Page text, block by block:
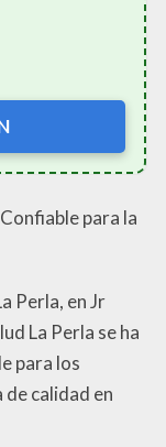
para la
Perla, en Jr
La Perla se ha
para los
de calidad en